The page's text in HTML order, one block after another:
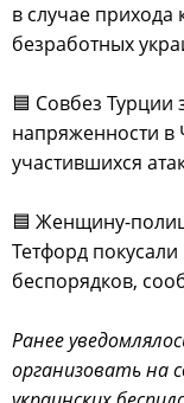
в случае прихода
безработных
🟦 Совбез
напряженности
участившихся
🟦 Женщину-
Тетфорд
беспорядков,
Ранее
организовать на